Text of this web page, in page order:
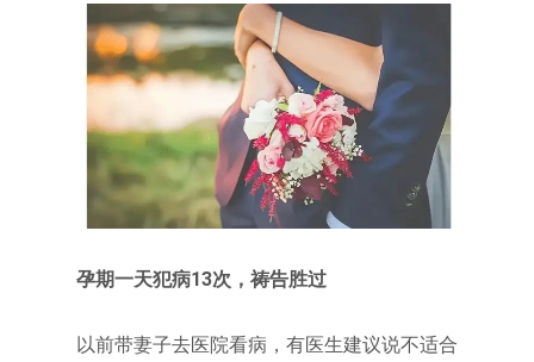
孕期一天犯病13次，祷告胜过
以前带妻子去医院看病，有医生建议说不适合